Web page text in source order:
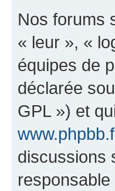
Nos forums
« leur », «
équipes de
déclarée
GPL ») et
discussions